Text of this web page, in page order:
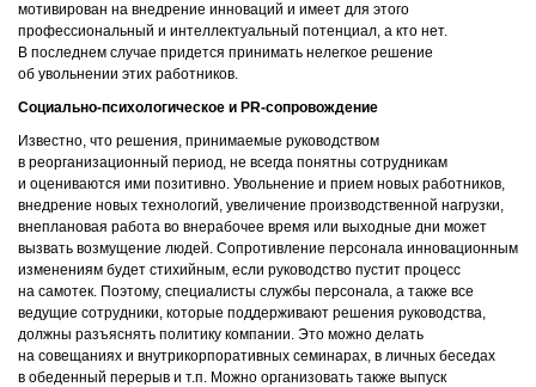
мотивирован на внедрение инноваций и имеет для этого
профессиональный и интеллектуальный потенциал, а кто нет.
В последнем случае придется принимать нелегкое решение
об увольнении этих работников.
Социально-психологическое и PR-сопровождение
Известно, что решения, принимаемые руководством
в реорганизационный период, не всегда понятны сотрудникам
и оцениваются ими позитивно. Увольнение и прием новых работников,
внедрение новых технологий, увеличение производственной нагрузки,
внеплановая работа во внерабочее время или выходные дни может
вызвать возмущение людей. Сопротивление персонала инновационным
изменениям будет стихийным, если руководство пустит процесс
на самотек. Поэтому, специалисты службы персонала, а также все
ведущие сотрудники, которые поддерживают решения руководства,
должны разъяснять политику компании. Это можно делать
на совещаниях и внутрикорпоративных семинарах, в личных беседах
в обеденный перерыв и т.п. Можно организовать также выпуск